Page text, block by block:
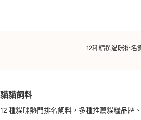
12種精選貓咪排名
貓貓飼料
12 種貓咪熱門排名飼料，多種推薦貓糧品牌